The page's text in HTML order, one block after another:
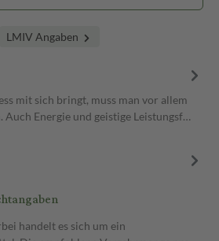
LMIV Angaben
mit sich bringt, muss man vor allem
Auch Energie und geistige Leistungsf…
handelt es sich um ein